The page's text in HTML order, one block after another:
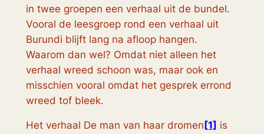
in twee groepen een verhaal uit de bundel.
Vooral de leesgroep rond een verhaal uit
Burundi blijft lang na afloop hangen.
Waarom dan wel? Omdat niet alleen het
verhaal wreed schoon was, maar ook en
misschien vooral omdat het gesprek errond
wreed tof bleek.
Het verhaal De man van haar dromen [1] is